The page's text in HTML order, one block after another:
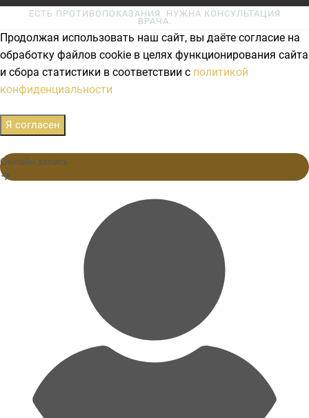
ЕСТЬ ПРОТИВОПОКАЗАНИЯ. НУЖНА КОНСУЛЬТАЦИЯ
ВРАЧА.
Продолжая использовать наш сайт, вы даёте согласие на
обработку файлов cookie в целях функционирования сайта
и сбора статистики в соответствии с политикой
конфиденциальности
Я согласен